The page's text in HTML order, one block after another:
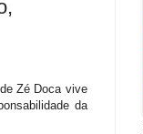
Zé Doca vive
da